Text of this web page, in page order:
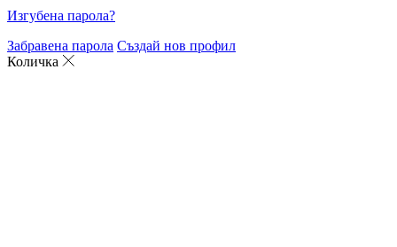
Изгубена парола?
Забравена парола Създай нов профил
Количка